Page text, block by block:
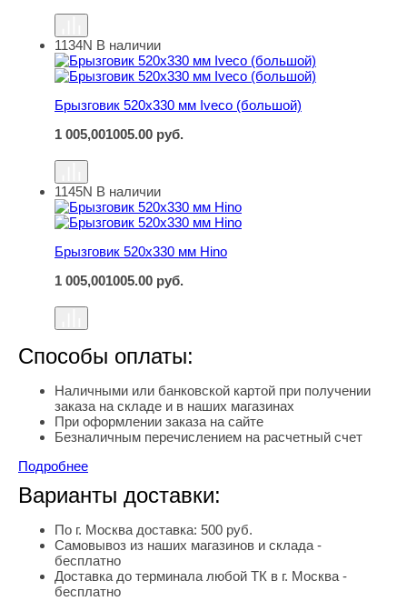
Брызговик 520х330 мм Iveco (большой)
1134N В наличии
Брызговик 520х330 мм Iveco (большой)
1 005,001005.00 руб.
Брызговик 520х330 мм Hino
1145N В наличии
Брызговик 520х330 мм Hino
1 005,001005.00 руб.
Способы оплаты:
Наличными или банковской картой при получении
заказа на складе и в наших магазинах
При оформлении заказа на сайте
Безналичным перечислением на расчетный счет
Подробнее
Варианты доставки:
По г. Москва доставка: 500 руб.
Самовывоз из наших магазинов и склада -
бесплатно
Доставка до терминала любой ТК в г. Москва -
бесплатно